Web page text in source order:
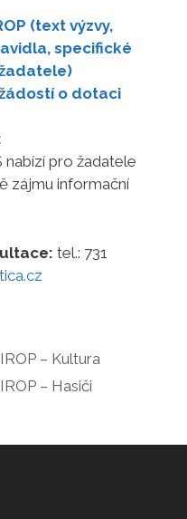
(text výzvy,
specifické
o dotaci
nabízí pro žadatele
zájmu informační
tel.: 731
– Kultura
– Hasiči